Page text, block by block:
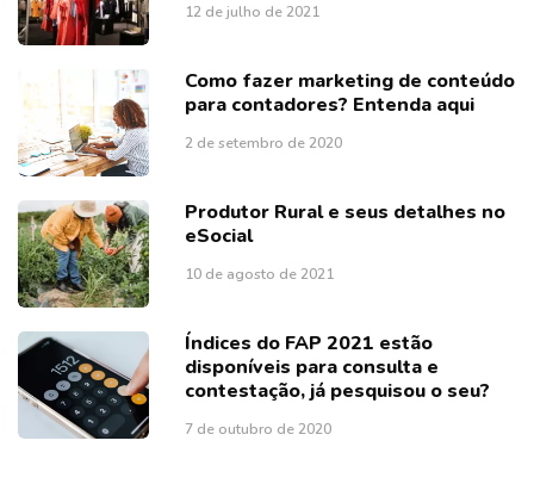
12 de julho de 2021
Como fazer marketing de conteúdo
para contadores? Entenda aqui
2 de setembro de 2020
Produtor Rural e seus detalhes no
eSocial
10 de agosto de 2021
Índices do FAP 2021 estão
disponíveis para consulta e
contestação, já pesquisou o seu?
7 de outubro de 2020